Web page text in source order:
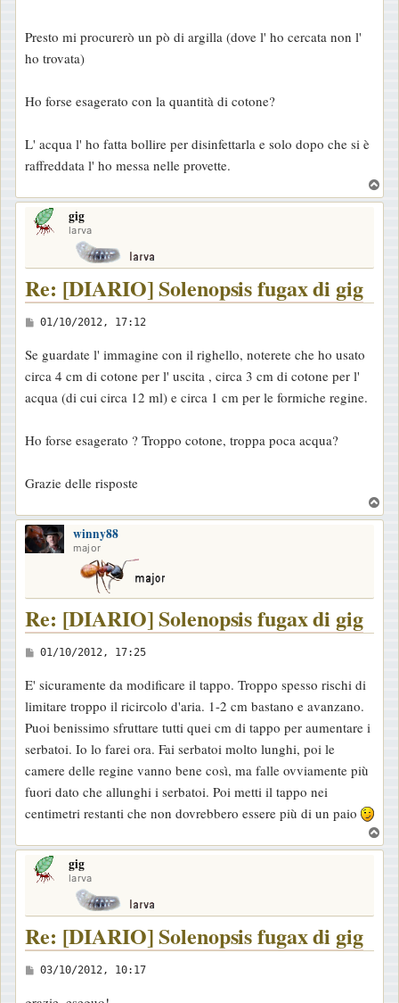
Presto mi procurerò un pò di argilla (dove l' ho cercata non l'
ho trovata)
Ho forse esagerato con la quantità di cotone?
L' acqua l' ho fatta bollire per disinfettarla e solo dopo che si è
raffreddata l' ho messa nelle provette.
o
gig
larva
Re: [DIARIO] Solenopsis fugax di gig
M
s
s
a
g
o
01/10/2012, 17:12
Se guardate l' immagine con il righello, noterete che ho usato
circa 4 cm di cotone per l' uscita , circa 3 cm di cotone per l'
acqua (di cui circa 12 ml) e circa 1 cm per le formiche regine.
Ho forse esagerato ? Troppo cotone, troppa poca acqua?
Grazie delle risposte
o
winny88
major
Re: [DIARIO] Solenopsis fugax di gig
M
s
s
a
g
g
i
o
01/10/2012, 17:25
E' sicuramente da modificare il tappo. Troppo spesso rischi di
limitare troppo il ricircolo d'aria. 1-2 cm bastano e avanzano.
Puoi benissimo sfruttare tutti quei cm di tappo per aumentare i
serbatoi. Io lo farei ora. Fai serbatoi molto lunghi, poi le
camere delle regine vanno bene così, ma falle ovviamente più
fuori dato che allunghi i serbatoi. Poi metti il tappo nei
centimetri restanti che non dovrebbero essere più di un paio
o
gig
larva
Re: [DIARIO] Solenopsis fugax di gig
M
03/10/2012, 10:17